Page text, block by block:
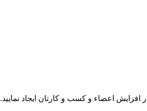
افزایش اعضاء و کسب و کارتان ایجاد نمایید.